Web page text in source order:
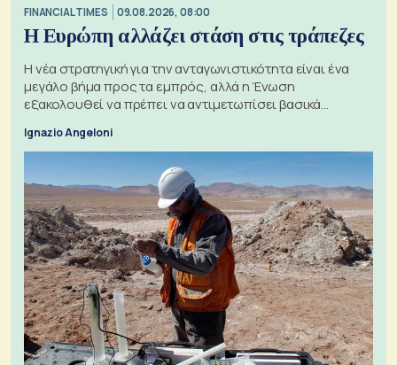
FINANCIAL TIMES 09.08.2026, 08:00
Η Ευρώπη αλλάζει στάση στις τράπεζες
Η νέα στρατηγική για την ανταγωνιστικότητα είναι ένα
μεγάλο βήμα προς τα εμπρός, αλλά η Ένωση
εξακολουθεί να πρέπει να αντιμετωπίσει βασικά
Ignazio Angeloni